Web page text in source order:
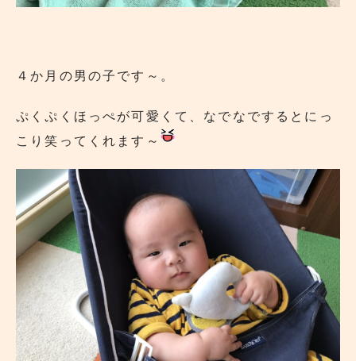
４か月の男の子です～。
ぷくぷくほっぺが可愛くて、なでなでするとにっ
こり笑ってくれます～